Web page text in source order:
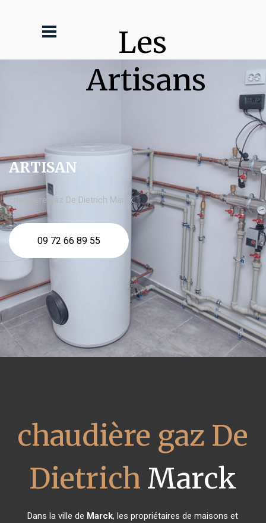
Les
Artisans
ARTISAN
chaudière gaz De Dietrich Marck
09 72 66 89 55
chaudière gaz De
Dietrich Marck
Dans la ville de Marck, les propriétaires de maisons et